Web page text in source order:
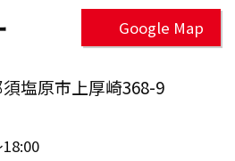
Google Map
塩原市上厚崎368-9